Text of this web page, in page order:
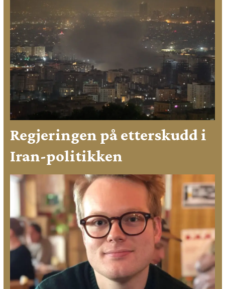
Regjeringen på etterskudd i
Iran-politikken